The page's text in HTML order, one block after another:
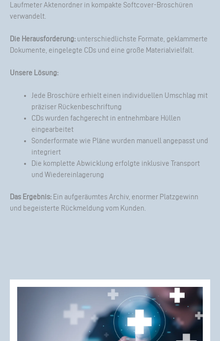
Laufmeter Aktenordner in kompakte Softcover-Broschüren
verwandelt.
Die Herausforderung: unterschiedlichste Formate, geklammerte
Dokumente, eingelegte CDs und eine große Materialvielfalt.
Unsere Lösung:
Jede Broschüre erhielt einen individuellen Umschlag mit
präziser Rückenbeschriftung
CDs wurden fachgerecht in entnehmbare Hüllen
eingearbeitet
Sonderformate wie Pläne wurden manuell angepasst und
integriert
Die komplette Abwicklung erfolgte inklusive Transport
und Wiedereinlagerung
Das Ergebnis: Ein aufgeräumtes Archiv, enormer Platzgewinn
und begeisterte Rückmeldung vom Kunden.